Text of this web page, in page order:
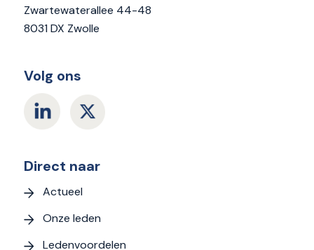
Zwartewaterallee 44-48
8031 DX Zwolle
Volg ons
Direct naar
Actueel
Onze leden
Ledenvoordelen